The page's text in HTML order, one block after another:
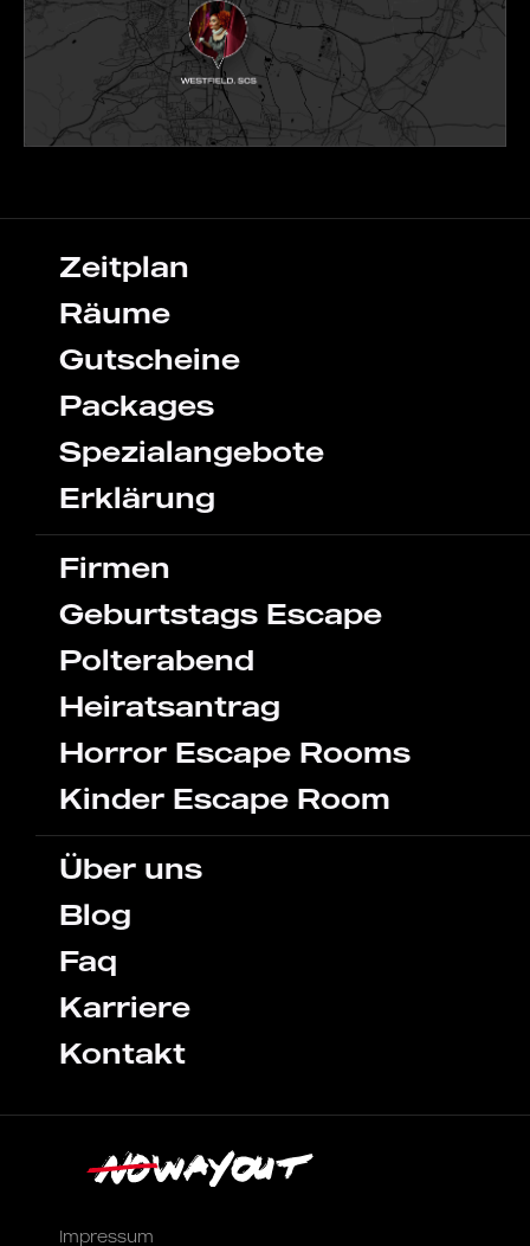
Impressum
Zeitplan
Räume
Gutscheine
Packages
Spezialangebote
Erklärung
Firmen
Geburtstags Escape
Polterabend
Heiratsantrag
Horror Escape Rooms
Kinder Escape Room
Über uns
Blog
Faq
Karriere
Kontakt